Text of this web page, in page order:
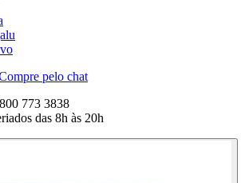
pelo chat
773 3838
das 8h às 20h